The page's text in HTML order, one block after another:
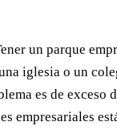
un parque
iglesia o un
es de exceso
empresariales